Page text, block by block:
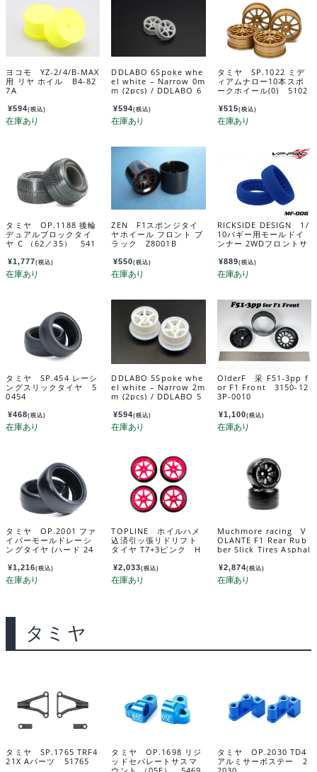
ヨコモ YZ-2/4/B-MAX
用 リヤ ホイル B4-82
7A
¥594(税込)
DDLABO 6Spoke whe
el white – Narrow 0m
m (2pcs) / DDLABO 6
白 ナロー0ｍｍ (2pcs)
DDL-WR002W-N0
¥594(税込)
タミヤ SP.1022 ミデ
ィアムナロー10本スポ
ークホイール(0) 5102
¥515(税込)
タミヤ OP.1188 後輪
デュアルブロックタイ
ヤ C （62／35） 541
¥1,777(税込)
ZEN F1スポンジタイ
ヤホイール フロント ブ
ラック Z8001B
¥550(税込)
RICKSIDE DESIGN 1/
10バギー用モールドイ
ンナー 2WDフロントサ
¥889(税込)
タミヤ SP.454 レーシ
ングスリックタイヤ 5
0454
¥468(税込)
DDLABO 5Spoke whe
el white – Narrow 2m
m (2pcs) / DDLABO 5
白 ナロー2ｍｍ (2pcs)
DDL-WR001W-N2
¥594(税込)
OlderF 采 F51-3pp f
or F1 Front 3150-12
3P-0010
¥1,100(税込)
タミヤ OP.2001 ファ
イバーモールドレーシ
ングタイヤ (ハード 24
¥1,216(税込)
TOPLINE ホイルハメ
込済引ッ張リドリフト
タイヤ T7+3ピンク H
¥2,033(税込)
Muchmore racing V
OLANTE F1 Rear Rub
ber Slick Tires Asphal
mpound Preglued (W
hite) VF1-RARSS
¥2,874(税込)
タミヤ
タミヤ SP.1765 TRF4
21X Aパーツ 51765
タミヤ OP.1698 リジ
ッドセパレートサスマ
タミヤ OP.2030 TD4
アルミサーボステー 2